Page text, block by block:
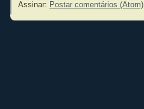
Assinar: Postar comentários (Atom)